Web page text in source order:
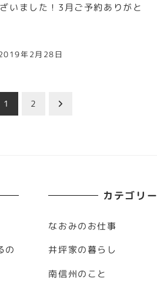
いました！3月ご予約ありがと
年2月28日
1 2
の
カテゴリー
なおみのお仕事
井坪家の暮らし
南信州のこと